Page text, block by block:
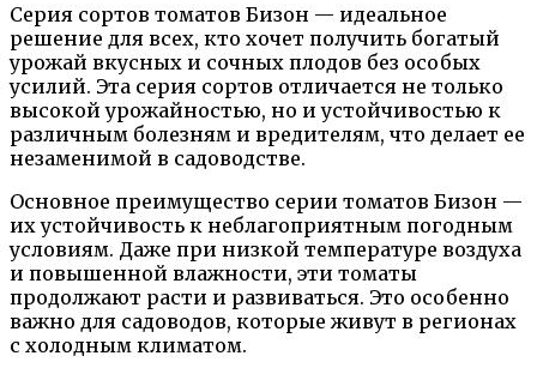
Серия сортов томатов Бизон — идеальное
решение для всех, кто хочет получить богатый
урожай вкусных и сочных плодов без особых
усилий. Эта серия сортов отличается не только
высокой урожайностью, но и устойчивостью к
различным болезням и вредителям, что делает ее
незаменимой в садоводстве.
Основное преимущество серии томатов Бизон —
их устойчивость к неблагоприятным погодным
условиям. Даже при низкой температуре воздуха
и повышенной влажности, эти томаты
продолжают расти и развиваться. Это особенно
важно для садоводов, которые живут в регионах
с холодным климатом.